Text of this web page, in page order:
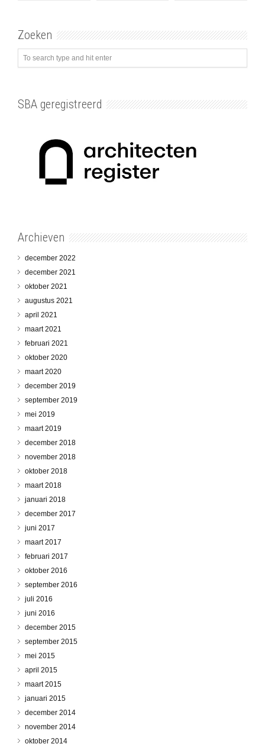
Zoeken
SBA geregistreerd
Archieven
december 2022
december 2021
oktober 2021
augustus 2021
april 2021
maart 2021
februari 2021
oktober 2020
maart 2020
december 2019
september 2019
mei 2019
maart 2019
december 2018
november 2018
oktober 2018
maart 2018
januari 2018
december 2017
juni 2017
maart 2017
februari 2017
oktober 2016
september 2016
juli 2016
juni 2016
december 2015
september 2015
mei 2015
april 2015
maart 2015
januari 2015
december 2014
november 2014
oktober 2014